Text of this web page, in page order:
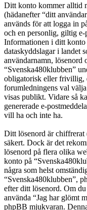
Ditt konto kommer alltid
(hädanefter “ditt
används för att logga in
och en personlig, giltig e-
Informationen i ditt konto
dataskyddslagar i landet
användarnamn, lösenord
“Svenska480klubben”
obligatorisk eller frivillig,
forumledningens val
visas publikt. Vidare så
genererade e-
vill ha och inte ha.
Ditt lösenord är chiffrerat
säkert. Dock är det
lösenord på flera olika
konto på
några som helst
“Svenska480klubben”,
efter ditt lösenord. Om
använda “Jag har glömt
phpBB mjukvaran.